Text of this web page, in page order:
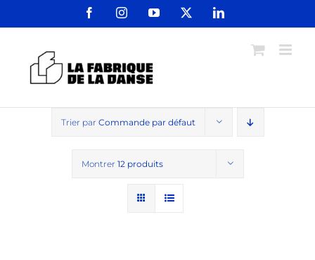
FacebookInstagramYouTube LinkedIn
Trier par Commande par défaut
Montrer 12 produits